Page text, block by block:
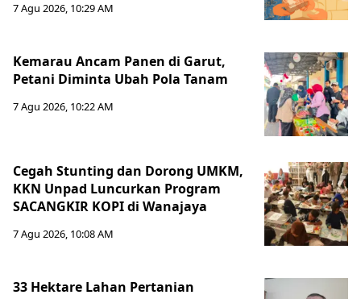
7 Agu 2026, 10:29 AM
Kemarau Ancam Panen di Garut,
Petani Diminta Ubah Pola Tanam
7 Agu 2026, 10:22 AM
Cegah Stunting dan Dorong UMKM,
KKN Unpad Luncurkan Program
SACANGKIR KOPI di Wanajaya
7 Agu 2026, 10:08 AM
33 Hektare Lahan Pertanian